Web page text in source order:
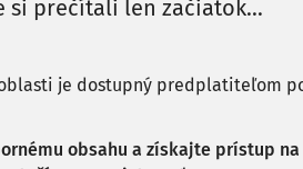
si prečítali len začiatok...
je dostupný predplatiteľom
obsahu a získajte prístup na